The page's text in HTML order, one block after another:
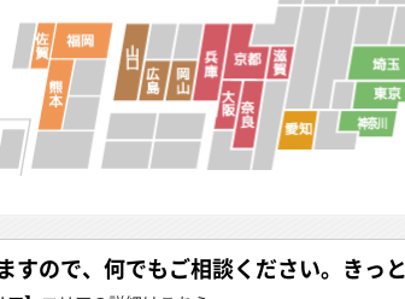
すので、何でもご相談ください。きっ